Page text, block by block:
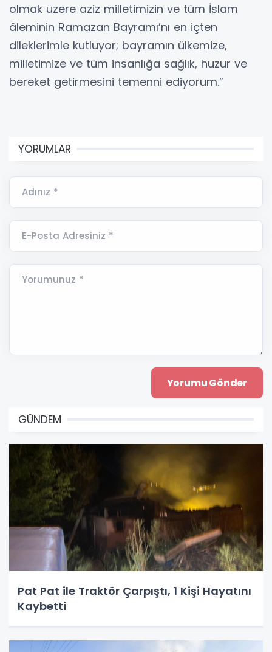
olmak üzere aziz milletimizin ve tüm İslam
âleminin Ramazan Bayramı’nı en içten
dileklerimle kutluyor; bayramın ülkemize,
milletimize ve tüm insanlığa sağlık, huzur ve
bereket getirmesini temenni ediyorum.”
YORUMLAR
Adınız *
E-Posta Adresiniz *
Yorumunuz *
GÜNDEM
Pat Pat ile Traktör Çarpıştı, 1 Kişi Hayatını
Kaybetti